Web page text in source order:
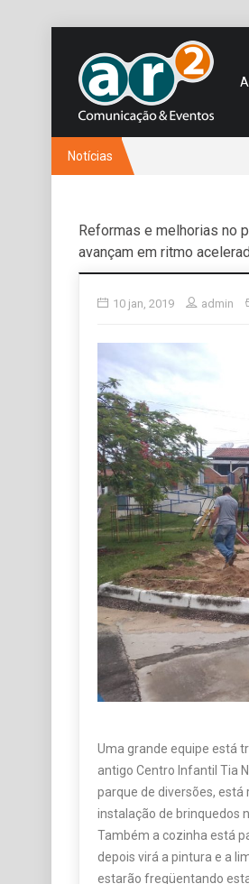
Notícias
Reformas e melhorias no
avançam em ritmo
10 jan, 2019 admin
Uma grande equipe está
antigo Centro Infantil Tia
parque de diversões,
instalação de brinquedos
Também a cozinha está
depois virá a pintura e a
estarão freqüentando